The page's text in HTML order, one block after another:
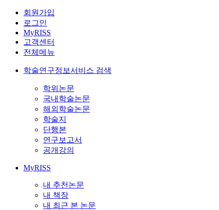
회원가입
로그인
MyRISS
고객센터
전체메뉴
학술연구정보서비스 검색
학위논문
국내학술논문
해외학술논문
학술지
단행본
연구보고서
공개강의
MyRISS
내 추천논문
내 책장
내 최근 본 논문